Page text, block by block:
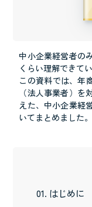
中小企業経営者の
くらい理解できて
この資料では、年
（法人事業者）
えた、中小企業経
いてまとめました。
はじめに